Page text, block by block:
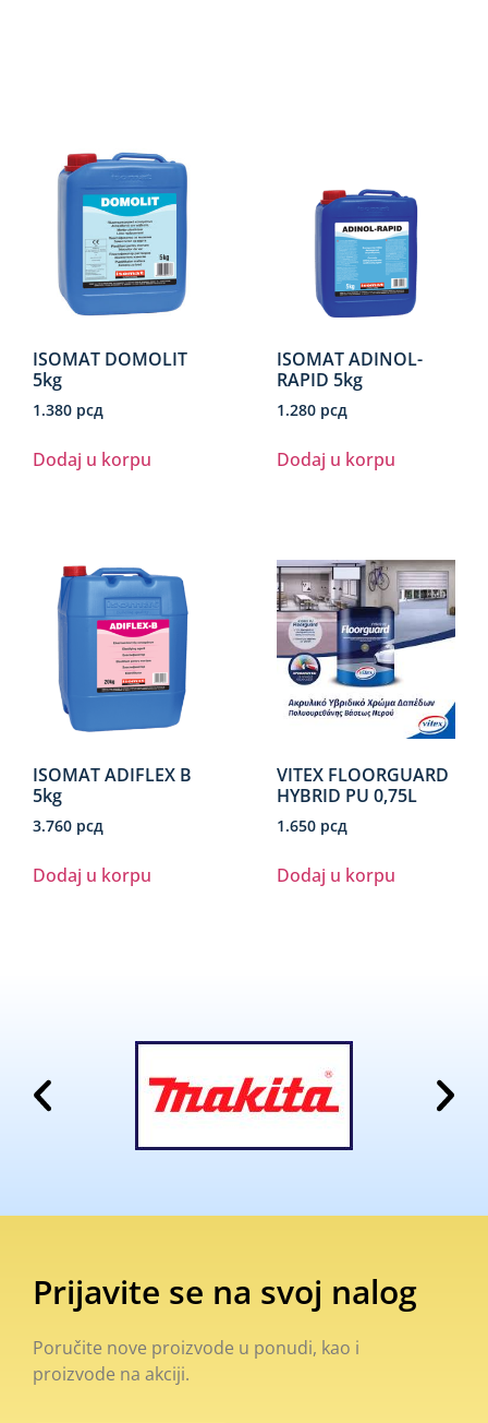
ISOMAT DOMOLIT
5kg
1.380 рсд
Dodaj u korpu
ISOMAT ADINOL-
RAPID 5kg
1.280 рсд
Dodaj u korpu
ISOMAT ADIFLEX B
5kg
3.760 рсд
Dodaj u korpu
VITEX FLOORGUARD
HYBRID PU 0,75L
1.650 рсд
Dodaj u korpu
Prijavite se na svoj nalog
Poručite nove proizvode u ponudi, kao i
proizvode na akciji.